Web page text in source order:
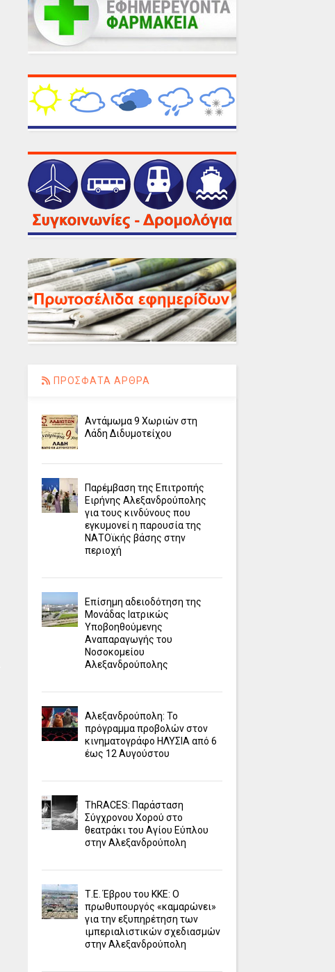
ΠΡΟΣΦΑΤΑ ΑΡΘΡΑ
Αντάμωμα 9 Χωριών στη
Λάδη Διδυμοτείχου
Παρέμβαση της Επιτροπής
Ειρήνης Αλεξανδρούπολης
για τους κινδύνους που
εγκυμονεί η παρουσία της
ΝΑΤΟϊκής βάσης στην
περιοχή
Επίσημη αδειοδότηση της
Μονάδας Ιατρικώς
Υποβοηθούμενης
Αναπαραγωγής του
Νοσοκομείου
Αλεξανδρούπολης
Αλεξανδρούπολη: Το
πρόγραμμα προβολών στον
κινηματογράφο ΗΛΥΣΙΑ από 6
έως 12 Αυγούστου
ΤhRACES: Παράσταση
Σύγχρονου Χορού στο
θεατράκι του Αγίου Εύπλου
στην Αλεξανδρούπολη
Τ.Ε. Έβρου του ΚΚΕ: Ο
πρωθυπουργός «καμαρώνει»
για την εξυπηρέτηση των
ιμπεριαλιστικών σχεδιασμών
στην Αλεξανδρούπολη